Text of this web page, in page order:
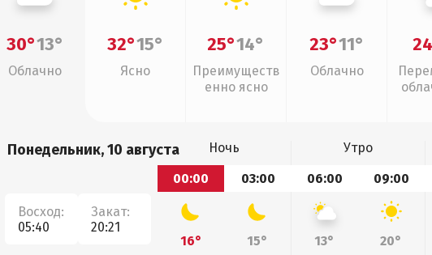
30°13°
Облачно
32°15°
Ясно
25°14°
Преимуществ
енно ясно
23°11°
Облачно
Понедельник, 10 августа
Восход:
05:40
Закат:
20:21
Ночь Утро
00:00
03:00 06:00 09:00
16° 15° 13° 20°